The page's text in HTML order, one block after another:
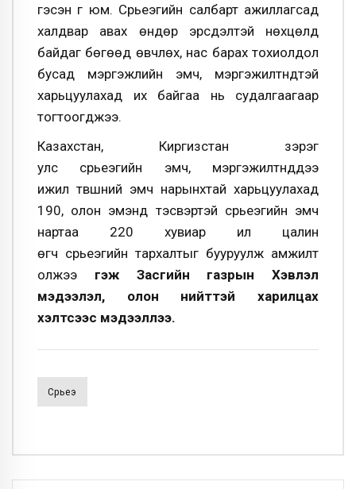
гэсэн үг юм. Сүрьеэгийн салбарт ажиллагсад
халдвар авах өндөр эрсдэлтэй нөхцөлд
байдаг бөгөөд өвчлөх, нас барах тохиолдол
бусад мэргэжлийн эмч, мэргэжилтнүүдтэй
харьцуулахад их байгаа нь судалгаагаар
тогтоогджээ.
Казахстан, Киргизстан зэрэг
улс сүрьеэгийн эмч, мэргэжилтнүүддээ
ижил түвшний эмч нарынхтай харьцуулахад
190, олон эмэнд тэсвэртэй сүрьеэгийн эмч
нартаа 220 хувиар илүү цалин
өгч сүрьеэгийн тархалтыг бууруулж амжилт
олжээ гэж Засгийн газрын Хэвлэл
мэдээлэл, олон нийттэй харилцах
хэлтсээс мэдээллээ.
Сүрьеэ